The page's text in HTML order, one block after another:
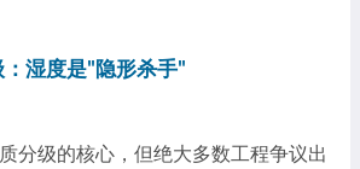
湿度是"隐形杀手"
分级的核心，但绝大多数工程争议出